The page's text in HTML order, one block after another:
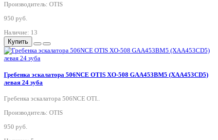
Производитель: OTIS
950 руб.
Наличие: 13
Купить
Гребенка эскалатора 506NCE OTIS XO-508 GAA453BM5 (XAA453CD5)
левая 24 зуба
Гребенка эскалатора 506NCE OTI..
Производитель: OTIS
950 руб.